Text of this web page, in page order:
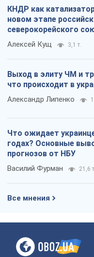
КНДР как
новом этапе
северокорейского
Алексей Кущ 3,1 т.
Выход в элиту ЧМ и
что происходит в
Александр Липенко
Что ожидает
годах? Основные
прогнозов от НБУ
Василий Фурман 21,6
Все мнения